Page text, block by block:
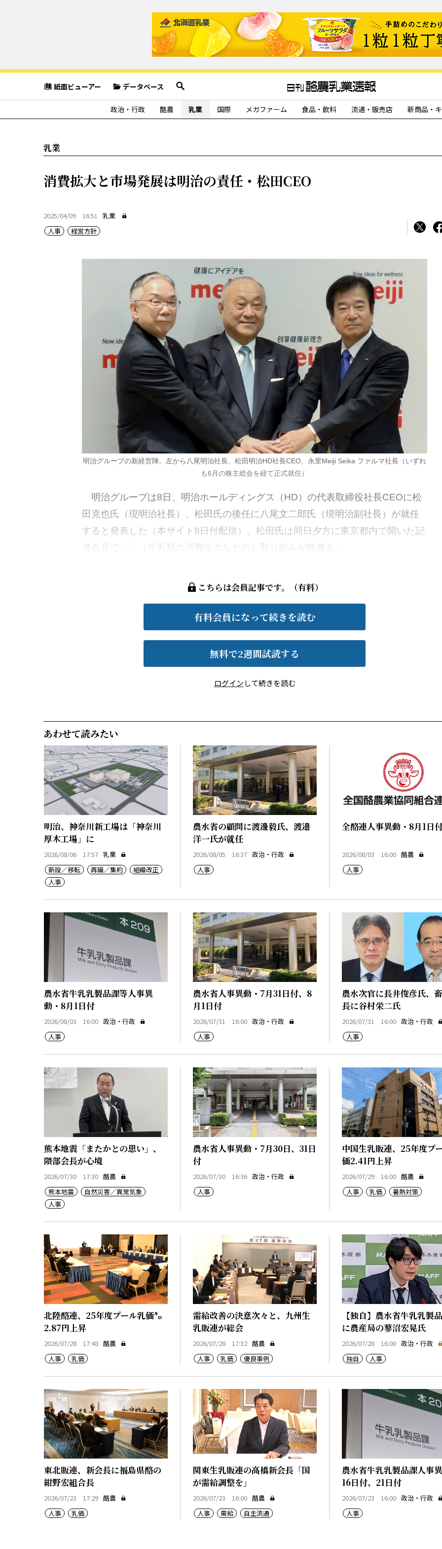
紙面ビューアー データベース
政治・行政 酪農 乳業 国際 メガファーム 食品・飲料 流通・販売店 新商品・
乳業
消費拡大と市場発展は明治の責任・松田CEO
2025/04/09 16:51 乳業
人事
経営方針
明治グループの新経営陣。左から八尾明治社長、松田明治HD社長CEO、永里Meiji Seika ファルマ社長（いずれ
も6月の株主総会を経て正式就任）
明治グループは8日、明治ホールディングス（HD）の代表取締役社長CEOに松
田克也氏（現明治社長）、松田氏の後任に八尾文二郎氏（現明治副社長）が就任
すると発表した（本サイト8日付配信）。松田氏は同日夕方に東京都内で開いた記
者会見で、「（牛乳類の消費拡大などの）取り組みが酪農を...
こちらは会員記事です。（有料）
有料会員になって続きを読む
無料で2週間試読する
ログインして続きを読む
あわせて読みたい
明治、神奈川新工場は「神奈川
厚木工場」に
2026/08/06 17:57 乳業
新設／移転
再編／集約
組織改正
人事
農水省の顧問に渡邊毅氏、渡邉
洋一氏が就任
2026/08/05 16:37 政治・行政
人事
全酪連人事異動・8月1日
2026/08/03 16:00 酪農
人事
農水省牛乳乳製品課等人事異
動・8月1日付
2026/08/03 16:00 政治・行政
人事
農水省人事異動・7月31日付、8
月1日付
2026/07/31 16:00 政治・行政
人事
農水次官に長井俊彦氏、
長に谷村栄二氏
2026/07/31 16:00 政治・行政
人事
熊本地震「またかとの思い」、
隈部会長が心境
2026/07/30 17:30 酪農
熊本地震
自然災害／異常気象
人事
農水省人事異動・7月30日、31日
付
2026/07/30 16:36 政治・行政
人事
中国生乳販連、25年度プ
価2.41円上昇
2026/07/29 16:00 酪農
人事
乳価 暑熱対策
北陸酪連、25年度プール乳価㌔
2.87円上昇
2026/07/28 17:48 酪農
人事
乳価
需給改善の決意次々と、九州生
乳販連が総会
2026/07/28 17:32 酪農
人事
乳価 優良事例
【独自】農水省牛乳乳製
に農産局の蓼沼宏晃氏
2026/07/28 16:00 政治・行政
独自
人事
東北販連、新会長に福島県酪の
紺野宏組合長
2026/07/23 17:29 酪農
人事
乳価
関東生乳販連の高橋新会長「国
が需給調整を」
2026/07/23 16:00 酪農
人事
需給 自主流通
農水省牛乳乳製品課人事
16日付、21日付
2026/07/23 16:00 政治・行政
人事